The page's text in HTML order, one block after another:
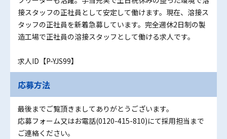
接スタッフの正社員として安定して働けます。現在、溶接ス
タッフの正社員を新着急募しています。完全週休2日制の製
造工場で正社員の溶接スタッフとして働ける求人です。
求人ID【P-YJS99】
応募方法
最後までご覧頂きましてありがとうございます。
応募フォーム又はお電話(0120-415-810)にて採用担当まで
ご連絡ください。